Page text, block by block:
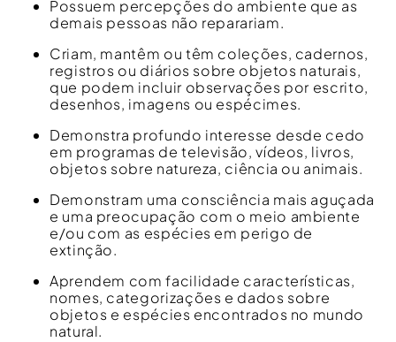
Possuem percepções do ambiente que as
demais pessoas não reparariam.
Criam, mantêm ou têm coleções, cadernos,
registros ou diários sobre objetos naturais,
que podem incluir observações por escrito,
desenhos, imagens ou espécimes.
Demonstra profundo interesse desde cedo
em programas de televisão, vídeos, livros,
objetos sobre natureza, ciência ou animais.
Demonstram uma consciência mais aguçada
e uma preocupação com o meio ambiente
e/ou com as espécies em perigo de
extinção.
Aprendem com facilidade características,
nomes, categorizações e dados sobre
objetos e espécies encontrados no mundo
natural.